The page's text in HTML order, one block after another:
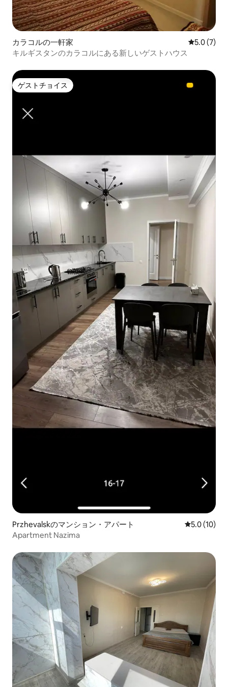
カラコルの一軒家 レビュー7
5.0 (7)
キルギスタンのカラコルにある新しいゲストハウス
ゲストチョイス
ゲストチョイス
Przhevalskのマンション・アパート レビュー10
5.0 (10)
Apartment Nazima